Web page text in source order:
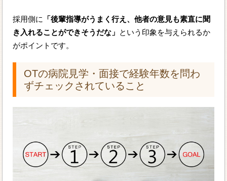
採用側に
「後輩指導がうまく行え、他者の意見も素直に聞
き入れることができそうだな」 という印象を与えられるか
がポイントです。
OTの病院見学・面接で経験年数を問わ
ずチェックされていること